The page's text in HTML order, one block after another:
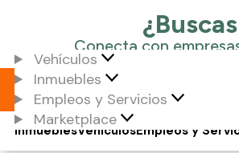
Vehículos
Inmuebles
Empleos y Servicios
Marketplace
Vehículos
Inmuebles Empleos y